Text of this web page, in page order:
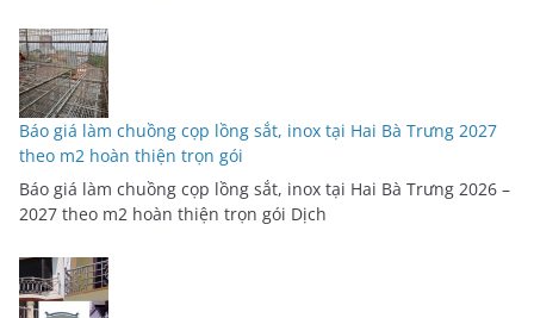
Báo giá làm chuồng cọp lồng sắt, inox tại Hai Bà Trưng 2027
theo m2 hoàn thiện trọn gói
Báo giá làm chuồng cọp lồng sắt, inox tại Hai Bà Trưng 2026 –
2027 theo m2 hoàn thiện trọn gói Dịch